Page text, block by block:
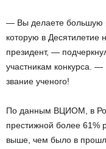
— Вы делаете большую
которую в Десятилетие
президент, —
участникам конкурса.
звание ученого!
По данным ВЦИОМ, в
престижной более 61%
выше, чем было в